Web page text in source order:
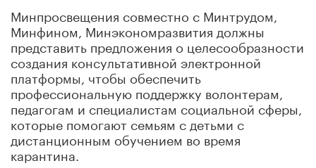
Минпросвещения совместно с Минтрудом,
Минфином, Минэкономразвития должны
представить предложения о целесообразности
создания консультативной электронной
платформы, чтобы обеспечить
профессиональную поддержку волонтерам,
педагогам и специалистам социальной сферы,
которые помогают семьям с детьми с
дистанционным обучением во время
карантина.